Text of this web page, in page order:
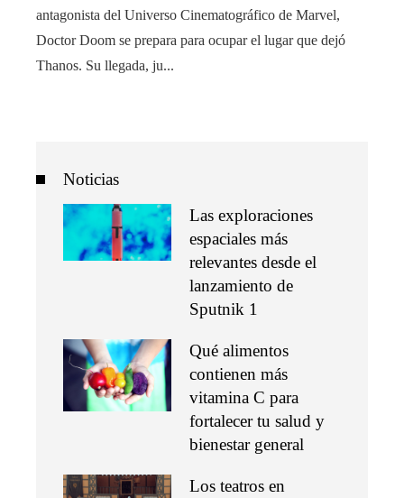
antagonista del Universo Cinematográfico de Marvel,
Doctor Doom se prepara para ocupar el lugar que dejó
Thanos. Su llegada, ju...
Noticias
Las exploraciones
espaciales más
relevantes desde el
lanzamiento de
Sputnik 1
Qué alimentos
contienen más
vitamina C para
fortalecer tu salud y
bienestar general
Los teatros en